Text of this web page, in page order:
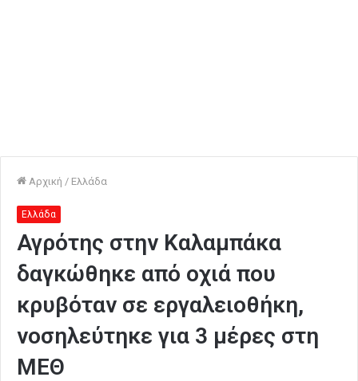
Αρχική / Ελλάδα
Ελλάδα
Αγρότης στην Καλαμπάκα
δαγκώθηκε από οχιά που
κρυβόταν σε εργαλειοθήκη,
νοσηλεύτηκε για 3 μέρες στη
ΜΕΘ